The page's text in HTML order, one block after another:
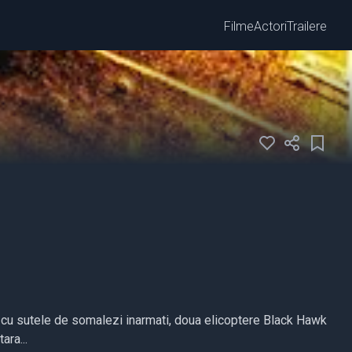
FilmeActoriTrailere
sutele de somalezi inarmati, doua elicoptere Black Hawk